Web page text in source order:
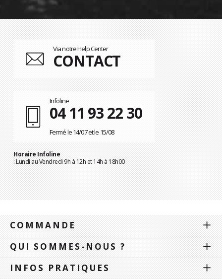
Via notre Help Center
CONTACT
Infoline
04 11 93 22 30
Fermé le 14/07 et le 15/08
Horaire Infoline
: Lundi au Vendredi 9h à 12h et 14h à 18h00
COMMANDE
QUI SOMMES-NOUS ?
INFOS PRATIQUES